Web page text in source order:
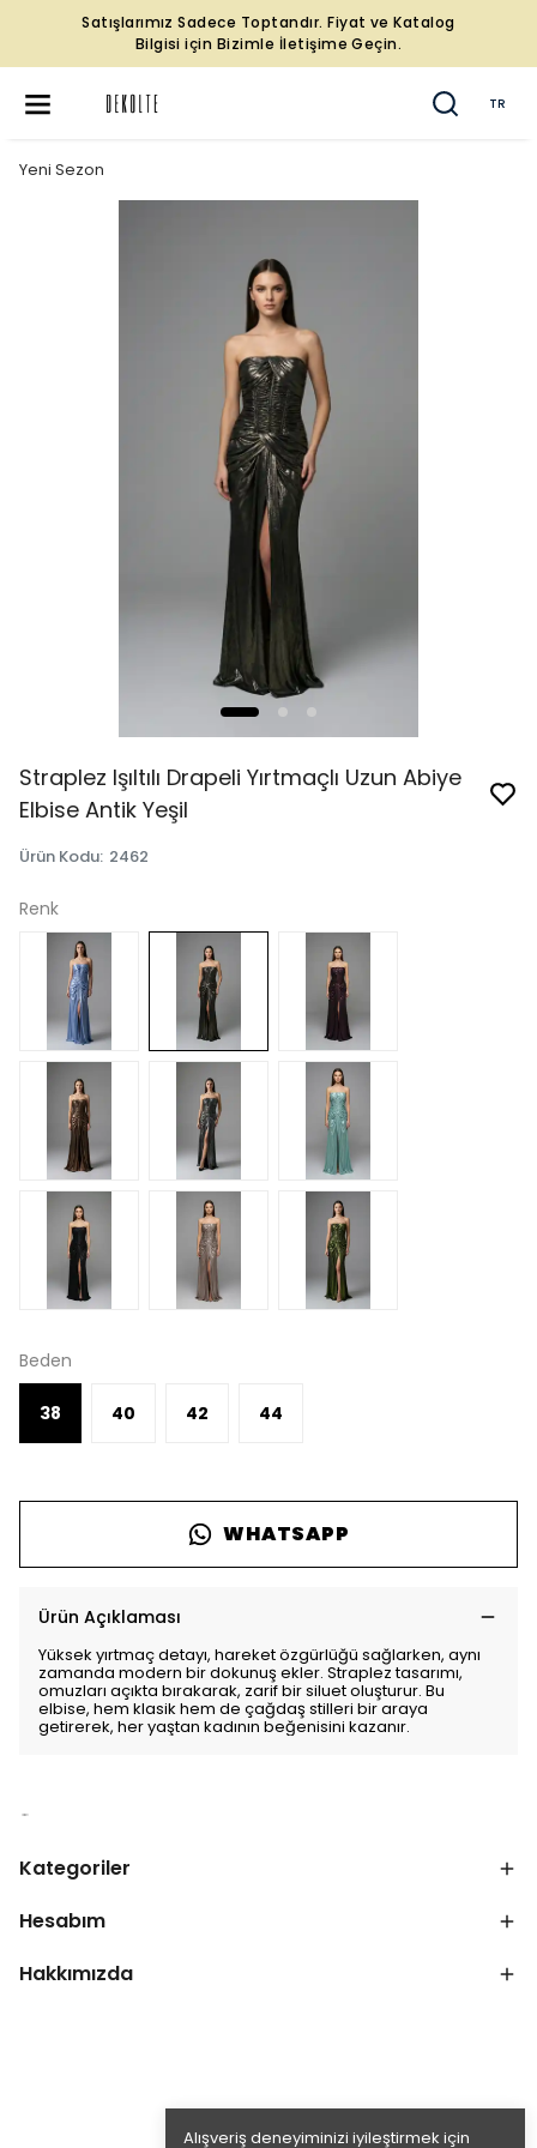
Satışlarımız Sadece Toptandır. Fiyat ve Katalog
Bilgisi için Bizimle İletişime Geçin.
TR
Alışveriş deneyiminizi iyileştirmek için
Yeni Sezon
Straplez Işıltılı Drapeli Yırtmaçlı Uzun Abiye
Elbise Antik Yeşil
Ürün Kodu: 2462
Renk
Beden
38 40 42 44
WHATSAPP
Ürün Açıklaması
Yüksek yırtmaç detayı, hareket özgürlüğü sağlarken, aynı
zamanda modern bir dokunuş ekler. Straplez tasarımı,
omuzları açıkta bırakarak, zarif bir siluet oluşturur. Bu
elbise, hem klasik hem de çağdaş stilleri bir araya
getirerek, her yaştan kadının beğenisini kazanır.
Kategoriler
Hesabım
Hakkımızda